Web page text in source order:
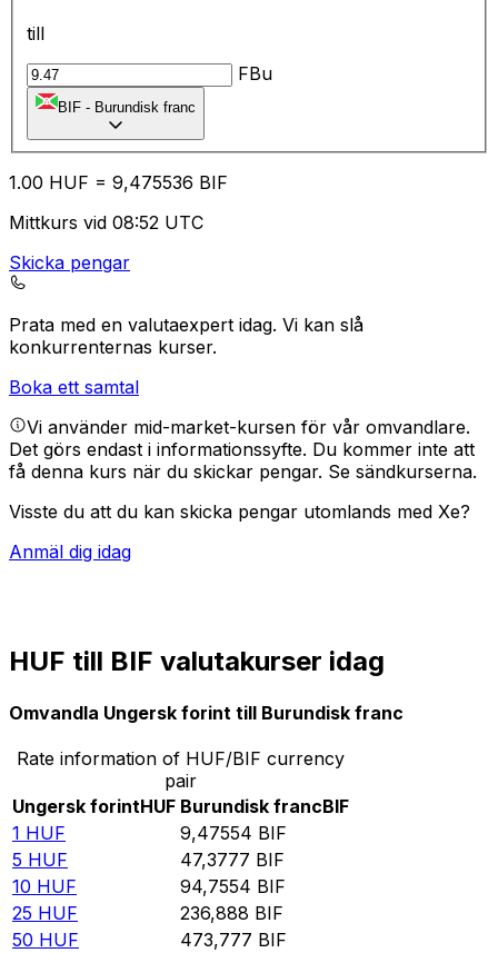
till
FBu
BIF - Burundisk franc
1.00 HUF = 9,475536 BIF
Mittkurs vid 08:52 UTC
Skicka pengar
Prata med en valutaexpert idag. Vi kan slå
konkurrenternas kurser.
Boka ett samtal
Vi använder mid-market-kursen för vår omvandlare.
Det görs endast i informationssyfte. Du kommer inte att
få denna kurs när du skickar pengar. Se sändkurserna.
Visste du att du kan skicka pengar utomlands med Xe?
Anmäl dig idag
HUF till BIF valutakurser idag
Omvandla Ungersk forint till Burundisk franc
Rate information of HUF/BIF currency
pair
Ungersk forintHUF Burundisk francBIF
1 HUF 9,47554 BIF
5 HUF 47,3777 BIF
10 HUF 94,7554 BIF
25 HUF 236,888 BIF
50 HUF 473,777 BIF